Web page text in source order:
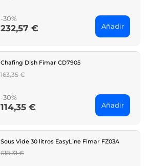
-30%
Price
232,57 € Añadir
Chafing Dish Fimar CD7905
Regular
163,35 €
-30%
Price
114,35 € Añadir
Sous Vide 30 litros EasyLine Fimar FZ03A
Regular
618,31 €